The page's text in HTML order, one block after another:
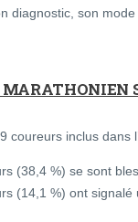
diagnostic, son
MARATHONIEN
coureurs inclus dans
(38,4 %) se sont
(14,1 %) ont